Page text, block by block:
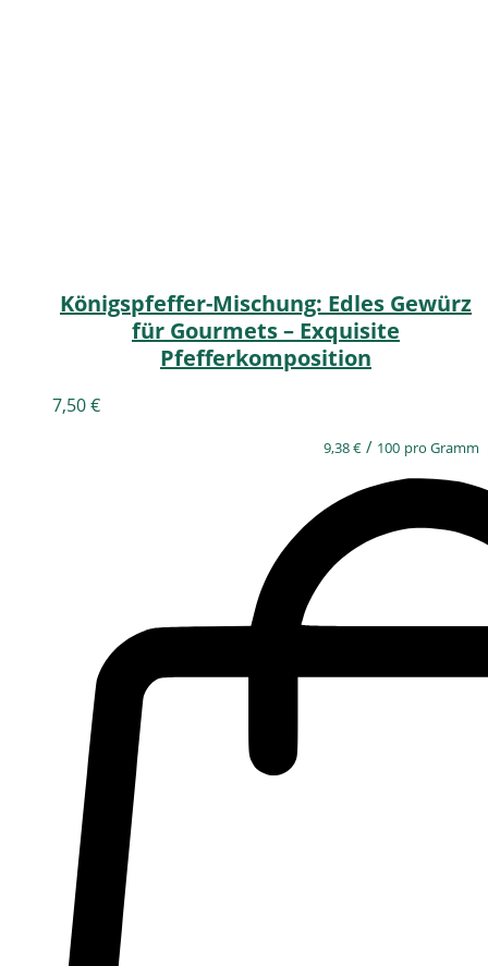
Königspfeffer-Mischung: Edles Gewürz
für Gourmets – Exquisite
Pfefferkomposition
7,50€
9,38€ / 100 pro Gramm